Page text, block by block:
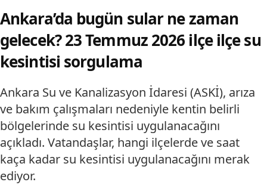
Ankara’da bugün sular ne zaman
gelecek? 23 Temmuz 2026 ilçe ilçe su
kesintisi sorgulama
Ankara Su ve Kanalizasyon İdaresi (ASKİ), arıza
ve bakım çalışmaları nedeniyle kentin belirli
bölgelerinde su kesintisi uygulanacağını
açıkladı. Vatandaşlar, hangi ilçelerde ve saat
kaça kadar su kesintisi uygulanacağını merak
ediyor.